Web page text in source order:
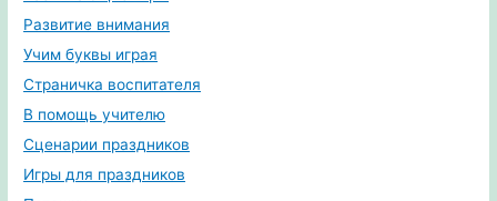
Развитие внимания
Учим буквы играя
Страничка воспитателя
В помощь учителю
Сценарии праздников
Игры для праздников